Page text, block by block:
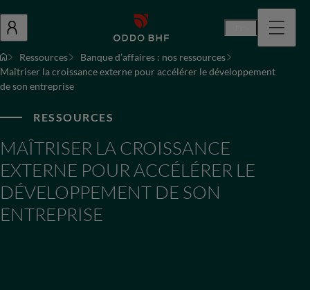
Ressources
Banque d’affaires : nos ressources
Maîtriser la croissance externe pour accélérer le développement
de son entreprise
RESSOURCES
MAÎTRISER LA CROISSANCE
EXTERNE POUR ACCÉLÉRER LE
DÉVELOPPEMENT DE SON
ENTREPRISE